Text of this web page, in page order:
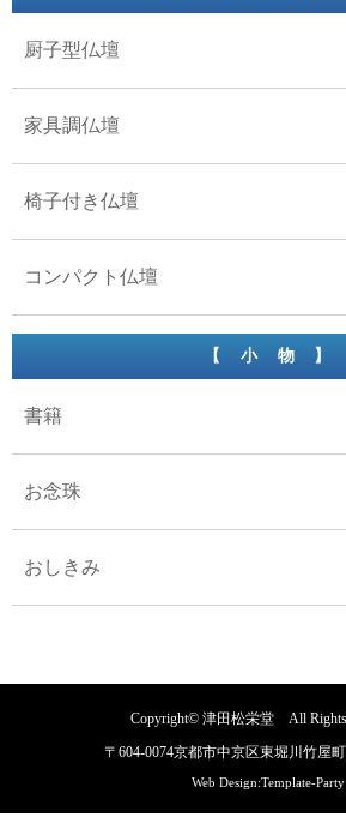
厨子型仏壇
家具調仏壇
椅子付き仏壇
コンパクト仏壇
【 小 物 】
書籍
お念珠
おしきみ
Copyright© 津田松栄堂All Rights
〒604-0074京都市中京区東堀川竹屋
Web Design:Template-Party